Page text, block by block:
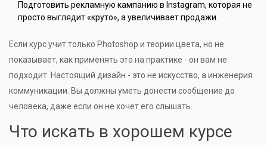
Подготовить рекламную кампанию в Instagram, которая не
просто выглядит «круто», а увеличивает продажи.
Если курс учит только Photoshop и теории цвета, но не
показывает, как применять это на практике - он вам не
подходит. Настоящий дизайн - это не искусство, а инженерия
коммуникации. Вы должны уметь донести сообщение до
человека, даже если он не хочет его слышать.
Что искать в хорошем курсе